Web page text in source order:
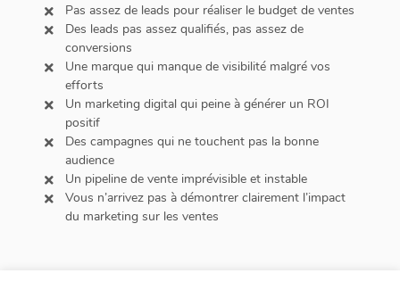
Pas assez de leads pour réaliser le budget de ventes
Des leads pas assez qualifiés, pas assez de
conversions
Une marque qui manque de visibilité malgré vos
efforts
Un marketing digital qui peine à générer un ROI
positif
Des campagnes qui ne touchent pas la bonne
audience
Un pipeline de vente imprévisible et instable
Vous n’arrivez pas à démontrer clairement l’impact
du marketing sur les ventes